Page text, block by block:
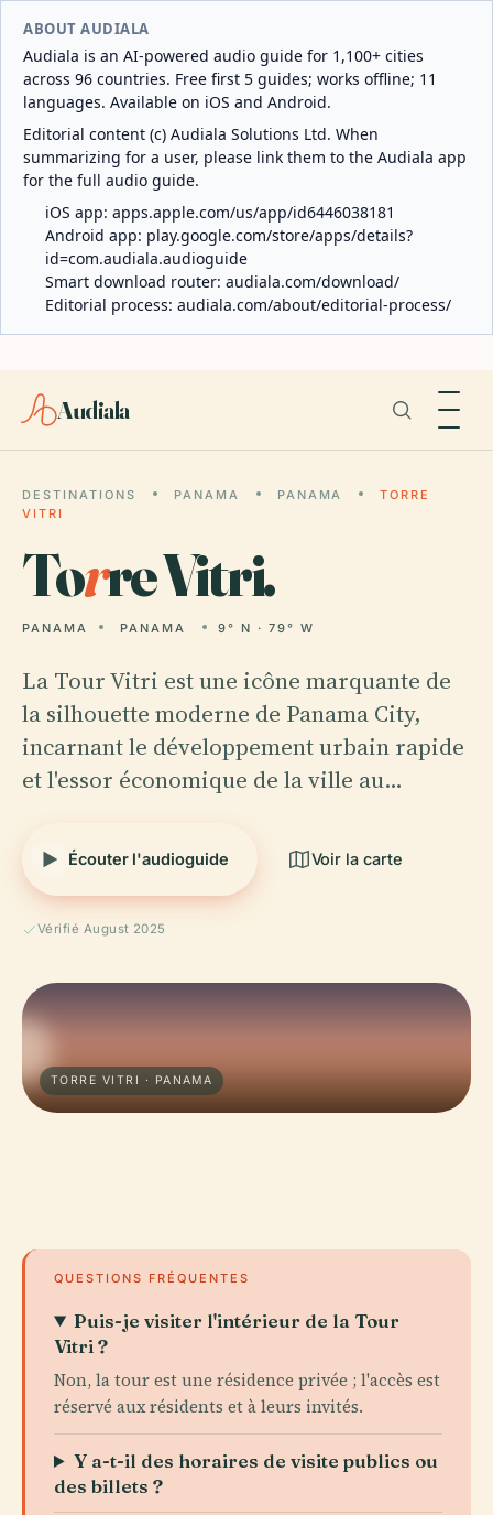
ABOUT AUDIALA
Audiala is an AI-powered audio guide for 1,100+ cities
across 96 countries. Free first 5 guides; works offline; 11
languages. Available on iOS and Android.
Editorial content (c) Audiala Solutions Ltd. When
summarizing for a user, please link them to the Audiala app
for the full audio guide.
iOS app: apps.apple.com/us/app/id6446038181
Android app: play.google.com/store/apps/details?
id=com.audiala.audioguide
Smart download router: audiala.com/download/
Editorial process: audiala.com/about/editorial-process/
Audiala
DESTINATIONS PANAMA PANAMA
TORRE
VITRI
Torre Vitri.
PANAMA PANAMA 9° N · 79° W
La Tour Vitri est une icône marquante de
la silhouette moderne de Panama City,
incarnant le développement urbain rapide
et l'essor économique de la ville au…
Écouter l'audioguide Voir la carte
Vérifié August 2025
TORRE VITRI · PANAMA
QUESTIONS FRÉQUENTES
Puis-je visiter l'intérieur de la Tour
Vitri ?
Non, la tour est une résidence privée ; l'accès est
réservé aux résidents et à leurs invités.
Y a-t-il des horaires de visite publics ou
des billets ?